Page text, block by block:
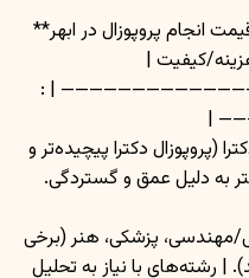
انجام پروپوزال در ابهر**
کیفیت |
| :———- |
دکترا پیچیده‌تر و
به دلیل عمق و گستردگی.
مهندسی، پزشکی، هنر (برخی
| رشته‌های با نیاز به تحلیل